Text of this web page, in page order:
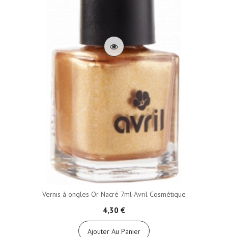
Vernis à ongles Or Nacré 7ml Avril Cosmétique
4,30 €
Ajouter Au Panier